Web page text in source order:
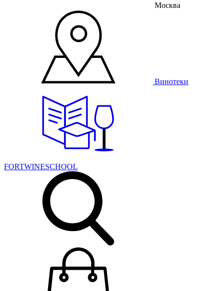
Москва
Винотеки
FORTWINESCHOOL